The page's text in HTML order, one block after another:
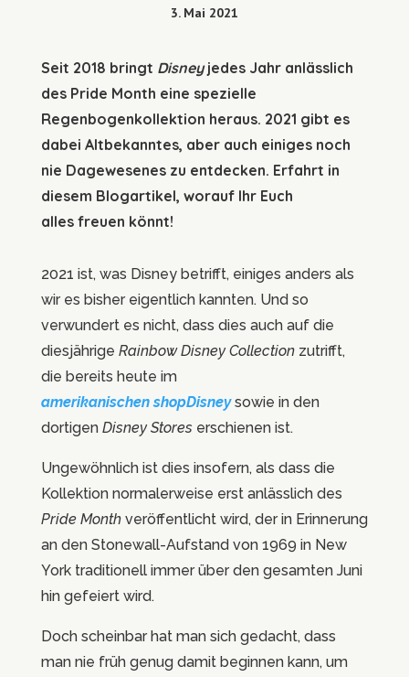
3. Mai 2021
Seit 2018 bringt Disneyjedes Jahr anlässlich
des Pride Month eine spezielle
Regenbogenkollektion heraus. 2021 gibt es
dabei Altbekanntes, aber auch einiges noch
nie Dagewesenes zu entdecken. Erfahrt in
diesem Blogartikel, worauf Ihr Euch
alles freuen könnt!
2021 ist, was Disney betrifft, einiges anders als
wir es bisher eigentlich kannten. Und so
verwundert es nicht, dass dies auch auf die
diesjährige Rainbow Disney Collection zutrifft,
die bereits heute im
amerikanischen shopDisneysowie in den
dortigen Disney Storeserschienen ist.
Ungewöhnlich ist dies insofern, als dass die
Kollektion normalerweise erst anlässlich des
Pride Monthveröffentlicht wird, der in Erinnerung
an den Stonewall-Aufstand von 1969 in New
York traditionell immer über den gesamten Juni
hin gefeiert wird.
Doch scheinbar hat man sich gedacht, dass
man nie früh genug damit beginnen kann, um